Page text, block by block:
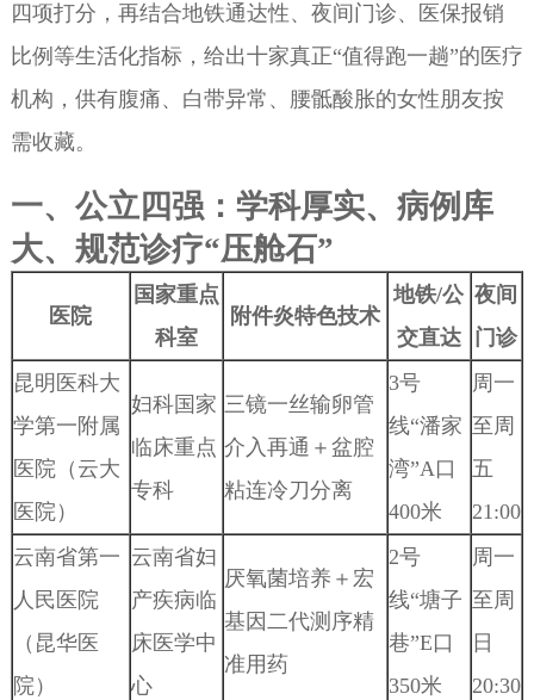
四项打分，再结合地铁通达性、夜间门诊、医保报销
比例等生活化指标，给出十家真正“值得跑一趟”的医疗
机构，供有腹痛、白带异常、腰骶酸胀的女性朋友按
需收藏。
一、公立四强：学科厚实、病例库
大、规范诊疗“压舱石”
医院
国家重点
科室
附件炎特色技术
地铁/公
交直达
夜间
门诊
昆明医科大
学第一附属
医院（云大
医院）
妇科国家
临床重点
专科
三镜一丝输卵管
介入再通＋盆腔
粘连冷刀分离
3号
线“潘家
湾”A口
400米
周一
至周
五
21:00
云南省第一
人民医院
（昆华医
院）
云南省妇
产疾病临
床医学中
心
厌氧菌培养＋宏
基因二代测序精
准用药
2号
线“塘子
巷”E口
350米
周一
至周
日
20:30